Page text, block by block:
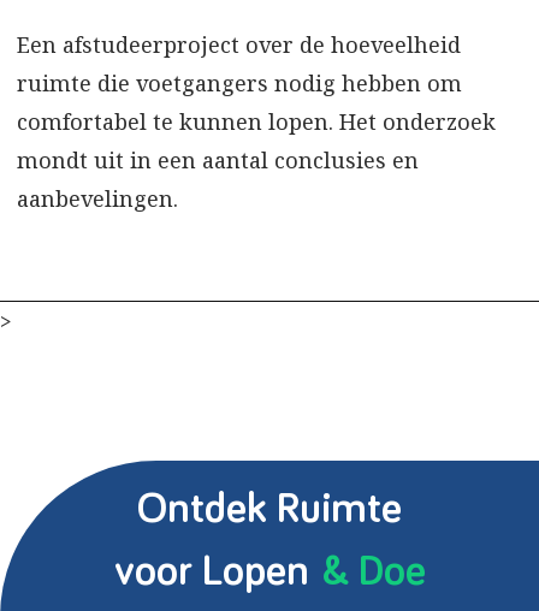
Een afstudeerproject over de hoeveelheid
ruimte die voetgangers nodig hebben om
comfortabel te kunnen lopen. Het onderzoek
mondt uit in een aantal conclusies en
aanbevelingen.
>
Ontdek Ruimte
voor Lopen & Doe